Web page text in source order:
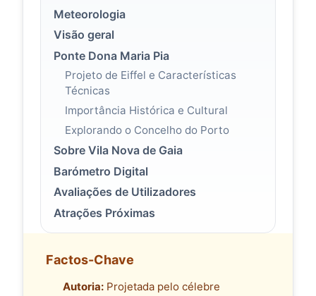
Meteorologia
Visão geral
Ponte Dona Maria Pia
Projeto de Eiffel e Características
Técnicas
Importância Histórica e Cultural
Explorando o Concelho do Porto
Sobre Vila Nova de Gaia
Barómetro Digital
Avaliações de Utilizadores
Atrações Próximas
Factos-Chave
Autoria: Projetada pelo célebre